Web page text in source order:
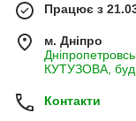
Працює з
м. Дніпро
КУТУЗОВА,
Контакти